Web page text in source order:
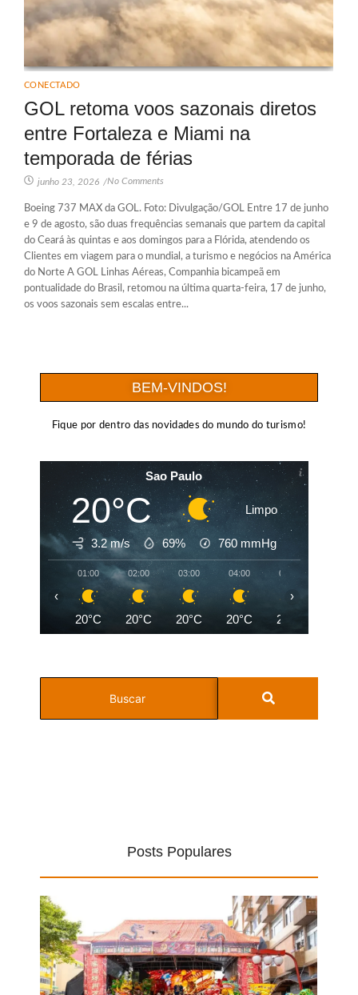
CONECTADO
GOL retoma voos sazonais diretos
entre Fortaleza e Miami na
temporada de férias
junho 23, 2026 /No Comments
Boeing 737 MAX da GOL. Foto: Divulgação/GOL Entre 17 de junho
e 9 de agosto, são duas frequências semanais que partem da capital
do Ceará às quintas e aos domingos para a Flórida, atendendo os
Clientes em viagem para o mundial, a turismo e negócios na América
do Norte A GOL Linhas Aéreas, Companhia bicampeã em
pontualidade do Brasil, retomou na última quarta-feira, 17 de junho,
os voos sazonais sem escalas entre...
BEM-VINDOS!
Fique por dentro das novidades do mundo do turismo!
Sao Paulo
20°C Limpo
3.2 m/s 69% 760 mmHg
01:00
20°C
02:00
20°C
03:00
20°C
04:00
20°C
05:00
20°C
‹ ›
Posts Populares